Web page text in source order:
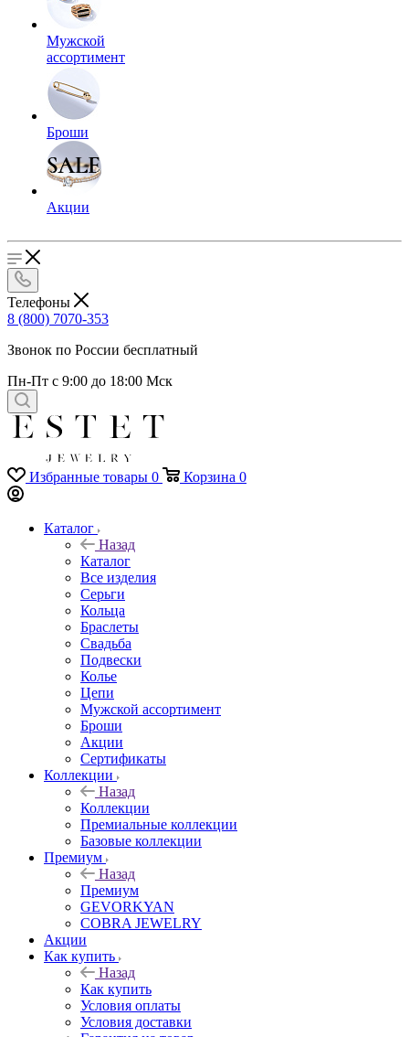
Мужской
ассортимент
Броши
Акции
Телефоны
8 (800) 7070-353
Звонок по России бесплатный
Пн-Пт с 9:00 до 18:00 Мск
Избранные товары 0 Корзина 0
Каталог
Назад
Каталог
Все изделия
Серьги
Кольца
Браслеты
Свадьба
Подвески
Колье
Цепи
Мужской ассортимент
Броши
Акции
Сертификаты
Коллекции
Назад
Коллекции
Премиальные коллекции
Базовые коллекции
Премиум
Назад
Премиум
GEVORKYAN
COBRA JEWELRY
Акции
Как купить
Назад
Как купить
Условия оплаты
Условия доставки